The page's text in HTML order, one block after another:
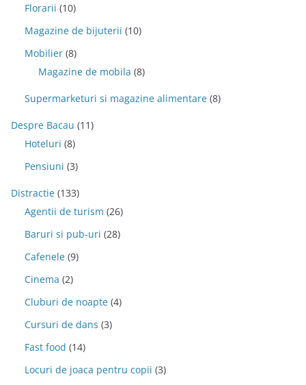
Florarii (10)
Magazine de bijuterii (10)
Mobilier (8)
Magazine de mobila (8)
Supermarketuri si magazine alimentare (8)
Despre Bacau (11)
Hoteluri (8)
Pensiuni (3)
Distractie (133)
Agentii de turism (26)
Baruri si pub-uri (28)
Cafenele (9)
Cinema (2)
Cluburi de noapte (4)
Cursuri de dans (3)
Fast food (14)
Locuri de joaca pentru copii (3)